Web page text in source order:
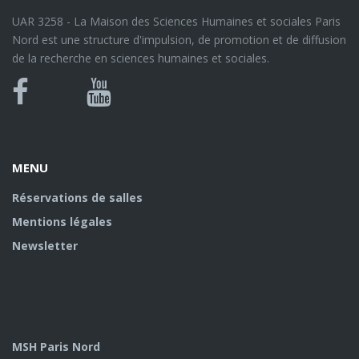
UAR 3258 - La Maison des Sciences Humaines et sociales Paris
Nord est une structure d'impulsion, de promotion et de diffusion
de la recherche en sciences humaines et sociales.
Bluesky
Canal
MENU
Réservations de salles
Mentions légales
Newsletter
MSH Paris Nord